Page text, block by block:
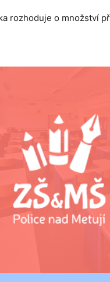
rozhoduje o množství